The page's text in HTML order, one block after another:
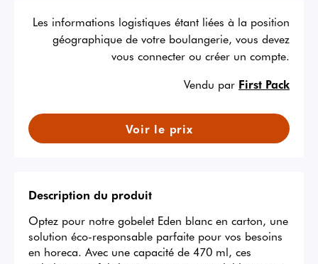
Les informations logistiques étant liées à la position
géographique de votre boulangerie, vous devez
vous connecter ou créer un compte.
Vendu par First Pack
Voir le prix
Description du produit
Optez pour notre gobelet Eden blanc en carton, une
solution éco-responsable parfaite pour vos besoins
en horeca. Avec une capacité de 470 ml, ces